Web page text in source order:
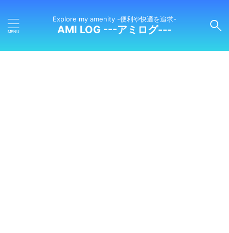
Explore my amenity -便利や快適を追求-
AMI LOG ---アミログ---